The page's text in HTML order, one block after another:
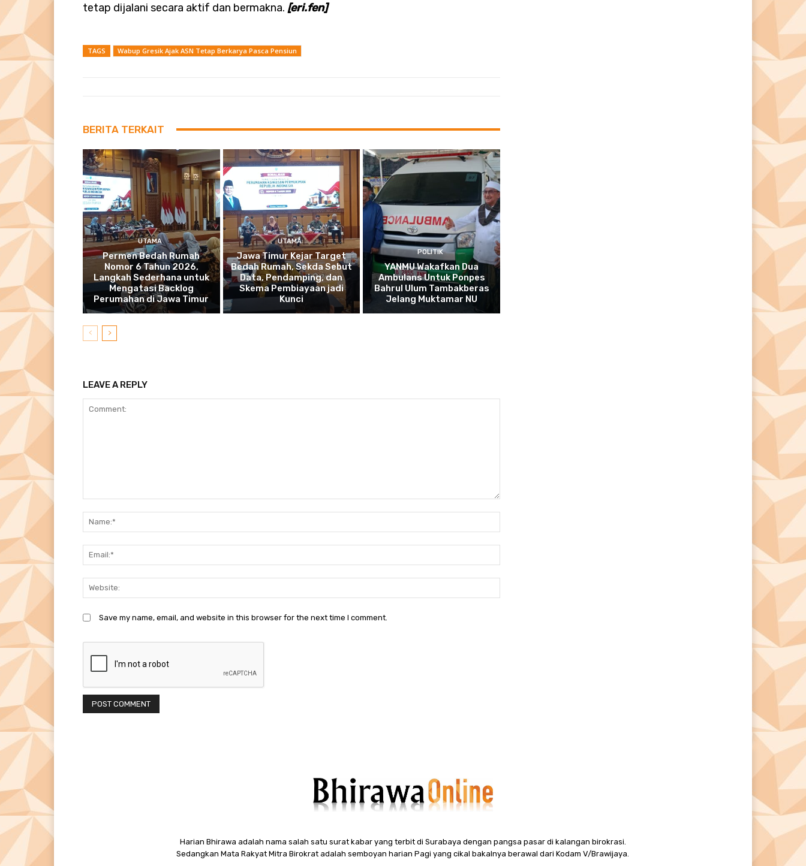
tetap dijalani secara aktif dan bermakna. [eri.fen]
TAGS Wabup Gresik Ajak ASN Tetap Berkarya Pasca Pensiun
BERITA TERKAIT
UTAMA
Permen Bedah Rumah
Nomor 6 Tahun 2026,
Langkah Sederhana untuk
Mengatasi Backlog
Perumahan di Jawa Timur
UTAMA
Jawa Timur Kejar Target
Bedah Rumah, Sekda Sebut
Data, Pendamping, dan
Skema Pembiayaan jadi
Kunci
POLITIK
YANMU Wakafkan Dua
Ambulans Untuk Ponpes
Bahrul Ulum Tambakberas
Jelang Muktamar NU
LEAVE A REPLY
Save my name, email, and website in this browser for the next time I comment.
Harian Bhirawa adalah nama salah satu surat kabar yang terbit di Surabaya dengan pangsa pasar di kalangan birokrasi.
Sedangkan Mata Rakyat Mitra Birokrat adalah semboyan harian Pagi yang cikal bakalnya berawal dari Kodam V/Brawijaya.